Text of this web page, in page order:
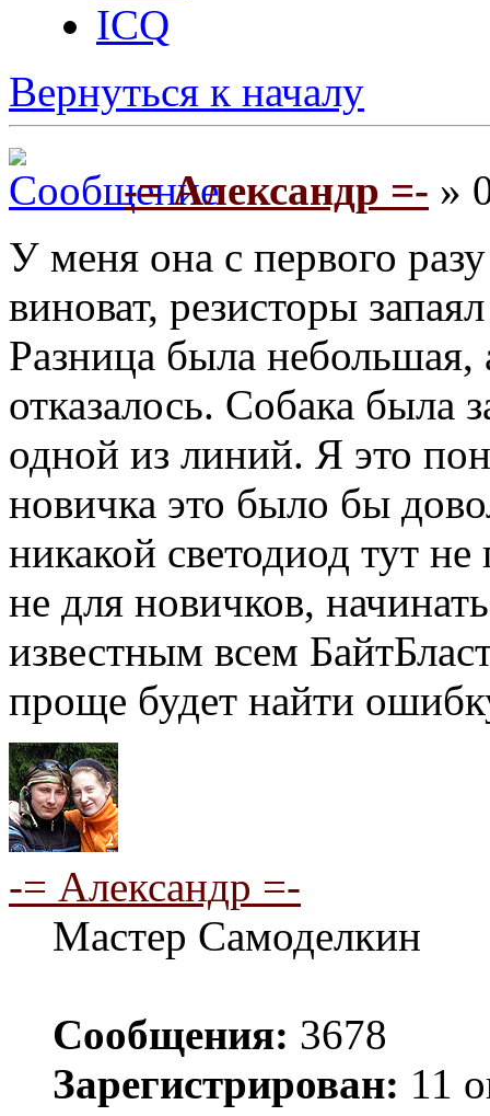
ICQ
Вернуться к началу
-= Александр =- »
У меня она с первого
виноват, резисторы
Разница была небольшая,
отказалось. Собака была
одной из линий. Я это
новичка это было бы
никакой светодиод тут
не для новичков,
известным всем
проще будет найти
-= Александр =-
Мастер Самоделкин
Сообщения: 3678
Зарегистрирован: 11